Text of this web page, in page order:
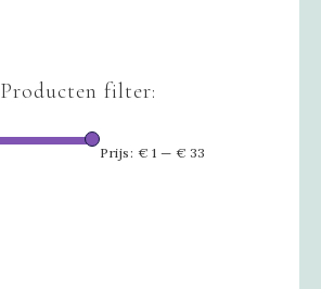
Producten filter:
Prijs: € 1 — € 33